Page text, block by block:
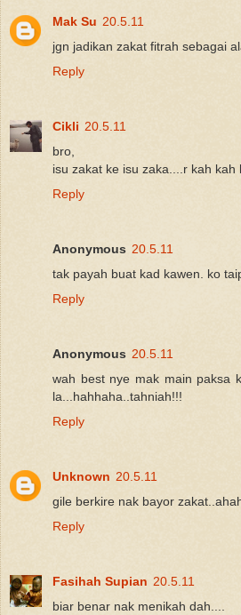
Mak Su 20.5.11
jgn jadikan zakat fitrah sebagai
Reply
Cikli 20.5.11
bro,
isu zakat ke isu zaka....r kah kah
Reply
Anonymous 20.5.11
tak payah buat kad kawen. ko
Reply
Anonymous 20.5.11
wah best nye mak main paksa
la...hahhaha..tahniah!!!
Reply
Unknown 20.5.11
gile berkire nak bayor
Reply
Fasihah Supian 20.5.11
biar benar nak menikah dah....